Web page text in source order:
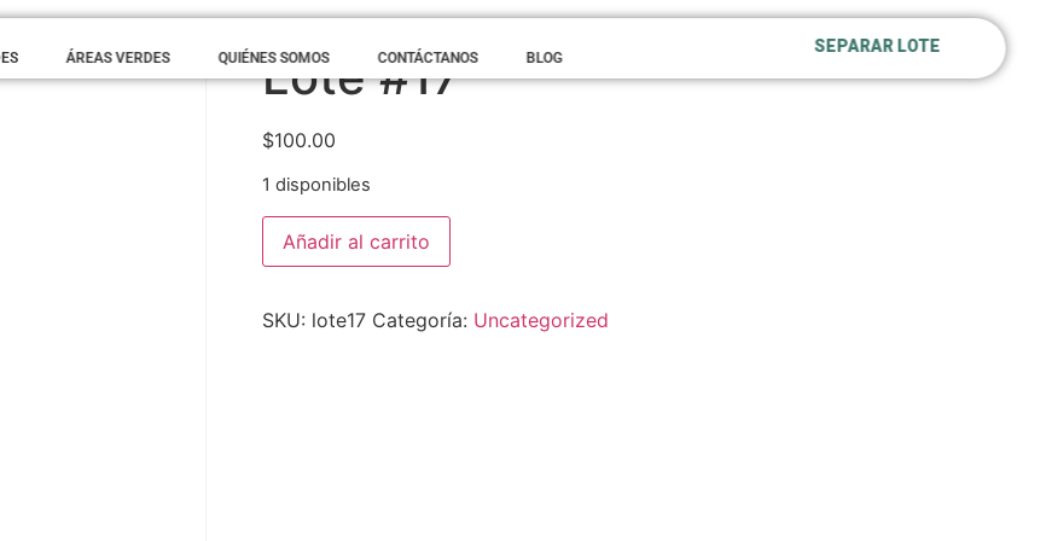
ÁREAS VERDES QUIÉNES SOMOS CONTÁCTANOS BLOG
SEPARAR LOTE
Lote #17
$100.00
1 disponibles
Añadir al carrito
SKU: lote17 Categoría: Uncategorized